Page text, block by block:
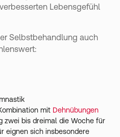
Lebensgefühl
Selbstbehandlung auch
mit Dehnübungen
zwei bis dreimal die Woche für
eignen sich insbesondere